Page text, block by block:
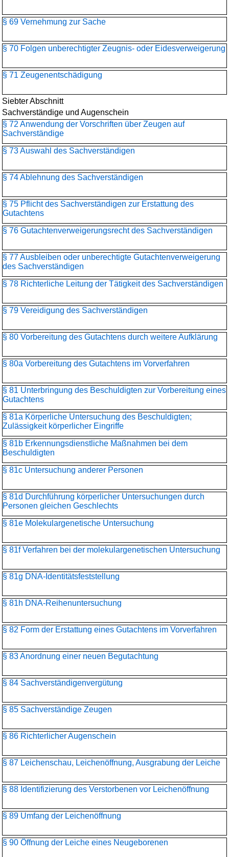
§ 69 Vernehmung zur Sache
§ 70 Folgen unberechtigter Zeugnis- oder Eidesverweigerung
§ 71 Zeugenentschädigung
Siebter Abschnitt
Sachverständige und Augenschein
§ 72 Anwendung der Vorschriften über Zeugen auf
Sachverständige
§ 73 Auswahl des Sachverständigen
§ 74 Ablehnung des Sachverständigen
§ 75 Pflicht des Sachverständigen zur Erstattung des
Gutachtens
§ 76 Gutachtenverweigerungsrecht des Sachverständigen
§ 77 Ausbleiben oder unberechtigte Gutachtenverweigerung
des Sachverständigen
§ 78 Richterliche Leitung der Tätigkeit des Sachverständigen
§ 79 Vereidigung des Sachverständigen
§ 80 Vorbereitung des Gutachtens durch weitere Aufklärung
§ 80a Vorbereitung des Gutachtens im Vorverfahren
§ 81 Unterbringung des Beschuldigten zur Vorbereitung eines
Gutachtens
§ 81a Körperliche Untersuchung des Beschuldigten;
Zulässigkeit körperlicher Eingriffe
§ 81b Erkennungsdienstliche Maßnahmen bei dem
Beschuldigten
§ 81c Untersuchung anderer Personen
§ 81d Durchführung körperlicher Untersuchungen durch
Personen gleichen Geschlechts
§ 81e Molekulargenetische Untersuchung
§ 81f Verfahren bei der molekulargenetischen Untersuchung
§ 81g DNA-Identitätsfeststellung
§ 81h DNA-Reihenuntersuchung
§ 82 Form der Erstattung eines Gutachtens im Vorverfahren
§ 83 Anordnung einer neuen Begutachtung
§ 84 Sachverständigenvergütung
§ 85 Sachverständige Zeugen
§ 86 Richterlicher Augenschein
§ 87 Leichenschau, Leichenöffnung, Ausgrabung der Leiche
§ 88 Identifizierung des Verstorbenen vor Leichenöffnung
§ 89 Umfang der Leichenöffnung
§ 90 Öffnung der Leiche eines Neugeborenen